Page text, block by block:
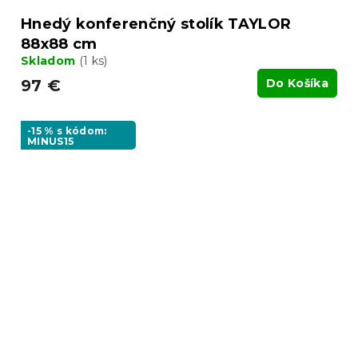
Hnedý konferenčný stolík TAYLOR
88x88 cm
Skladom (1 ks)
97 € Do Košíka
-15 % s kódom:
MINUS15